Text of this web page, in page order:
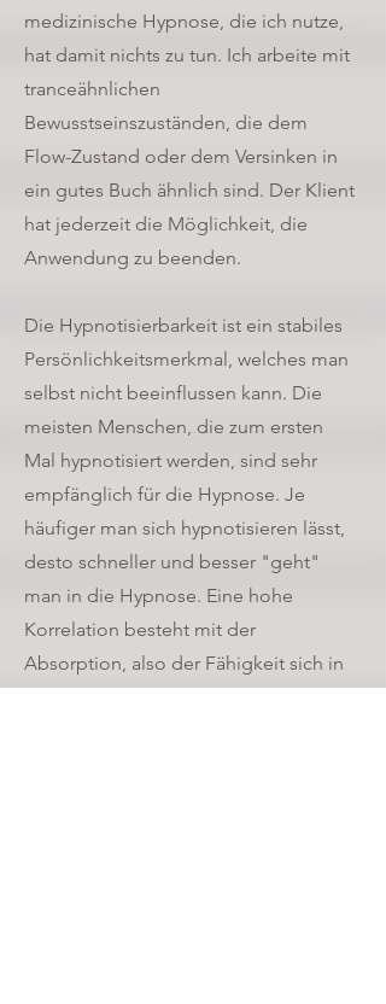
medizinische Hypnose, die ich nutze,
hat damit nichts zu tun. Ich arbeite mit
tranceähnlichen
Bewusstseinszuständen, die dem
Flow-Zustand oder dem Versinken in
ein gutes Buch ähnlich sind. Der Klient
hat jederzeit die Möglichkeit, die
Anwendung zu beenden.
Die Hypnotisierbarkeit ist ein stabiles
Persönlichkeitsmerkmal, welches man
selbst nicht beeinflussen kann. Die
meisten Menschen, die zum ersten
Mal hypnotisiert werden, sind sehr
empfänglich für die Hypnose. Je
häufiger man sich hypnotisieren lässt,
desto schneller und besser "geht"
man in die Hypnose. Eine hohe
Korrelation besteht mit der
Absorption, also der Fähigkeit sich in